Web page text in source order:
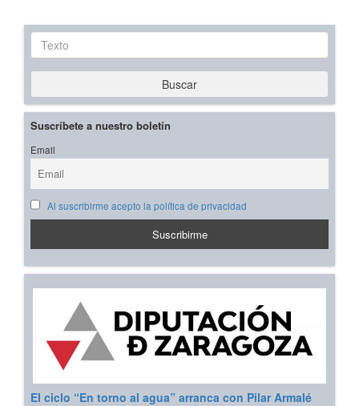
Texto
Buscar
Suscríbete a nuestro boletín
Email
Al suscribirme acepto la política de privacidad
El ciclo “En torno al agua” arranca con Pilar Armalé